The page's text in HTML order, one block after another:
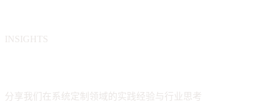
INSIGHTS
分享我们在系统定制领域的实践经验与行业思考